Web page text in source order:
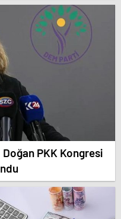
PKK Kongresi